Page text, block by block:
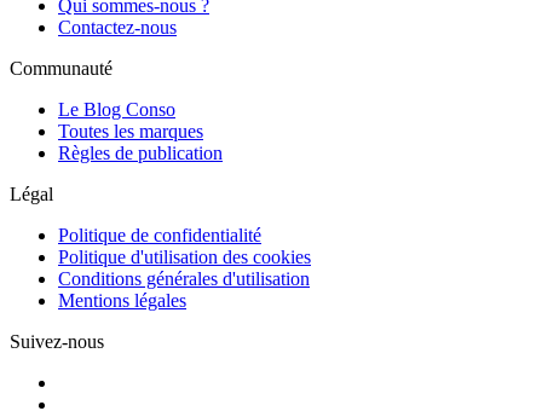
Qui sommes-nous ?
Contactez-nous
Communauté
Le Blog Conso
Toutes les marques
Règles de publication
Légal
Politique de confidentialité
Politique d'utilisation des cookies
Conditions générales d'utilisation
Mentions légales
Suivez-nous